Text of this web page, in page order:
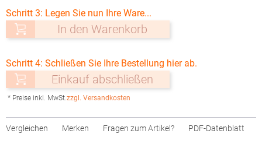
Schritt 3: Legen Sie nun Ihre Ware...
In den Warenkorb
Schritt 4: Schließen Sie Ihre Bestellung hier ab.
Einkauf abschließen
* Preise inkl. MwSt.zzgl. Versandkosten
Vergleichen Merken Fragen zum Artikel? PDF-Datenblatt